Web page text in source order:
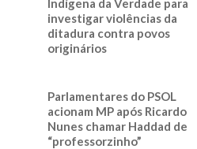
Indígena da Verdade para
investigar violências da
ditadura contra povos
originários
Parlamentares do PSOL
acionam MP após Ricardo
Nunes chamar Haddad de
“professorzinho”